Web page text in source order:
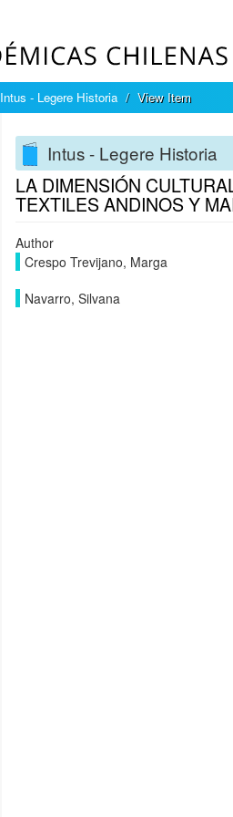
Intus - Legere Historia View Item
Intus - Legere Historia
LA DIMENSIÓN
TEXTILES ANDINOS Y
Author
Crespo Trevijano, Marga
Navarro, Silvana